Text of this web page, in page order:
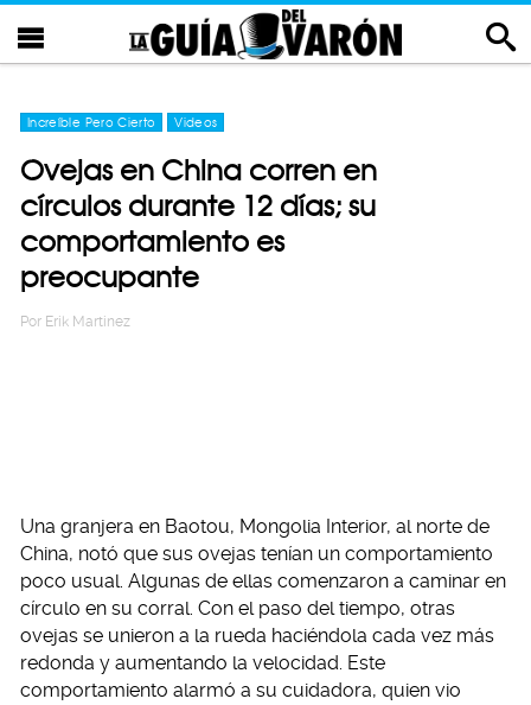
Increíble Pero Cierto Videos
Ovejas en China corren en
círculos durante 12 días; su
comportamiento es
preocupante
Por Erik Martinez
Una granjera en Baotou, Mongolia Interior, al norte de
China, notó que sus ovejas tenían un comportamiento
poco usual. Algunas de ellas comenzaron a caminar en
círculo en su corral. Con el paso del tiempo, otras
ovejas se unieron a la rueda haciéndola cada vez más
redonda y aumentando la velocidad. Este
comportamiento alarmó a su cuidadora, quien vio